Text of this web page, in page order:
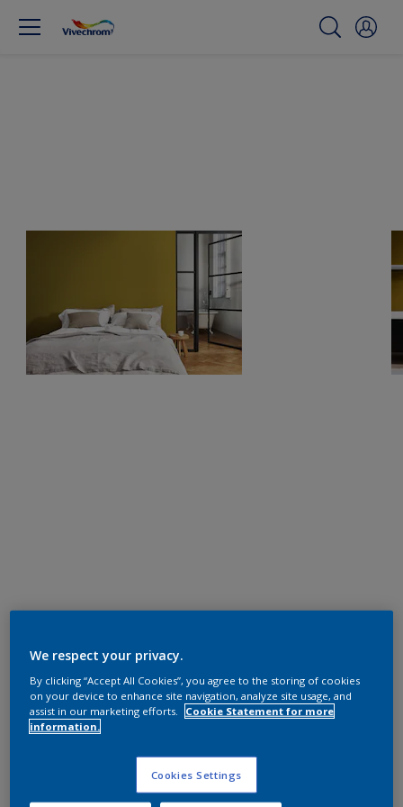
We respect your privacy.
By clicking “Accept All Cookies”, you agree to the storing of cookies
on your device to enhance site navigation, analyze site usage, and
assist in our marketing efforts.
Cookie Statement for more
information.
Cookies Settings